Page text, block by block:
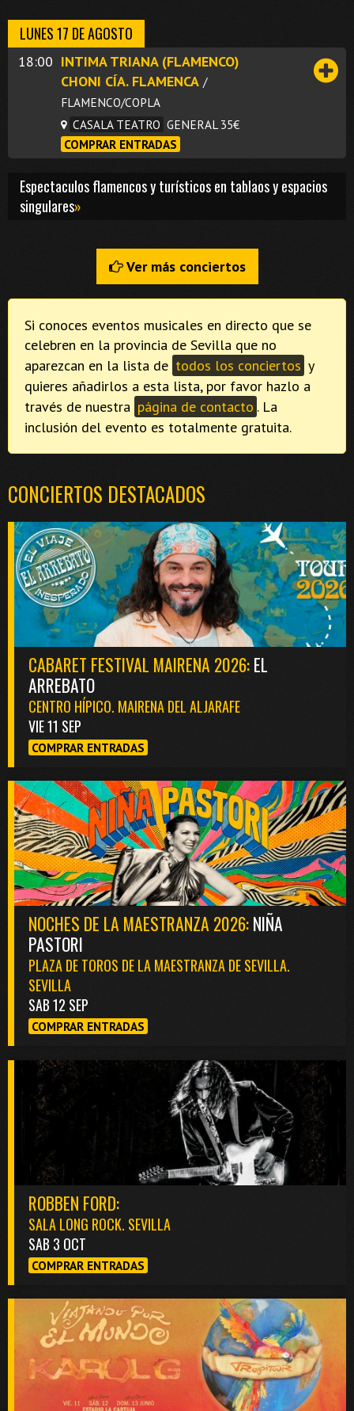
LUNES 17 DE AGOSTO
18:00 INTIMA TRIANA (FLAMENCO)
CHONI CÍA. FLAMENCA /
FLAMENCO/COPLA
CASALA TEATRO GENERAL 35€
COMPRAR ENTRADAS
Espectaculos flamencos y turísticos en tablaos y espacios
singulares»
Ver más conciertos
Si conoces eventos musicales en directo que se
celebren en la provincia de Sevilla que no
aparezcan en la lista de todos los conciertos y
quieres añadirlos a esta lista, por favor hazlo a
través de nuestra página de contacto . La
inclusión del evento es totalmente gratuita.
CONCIERTOS DESTACADOS
CABARET FESTIVAL MAIRENA 2026:EL
ARREBATO
CENTRO HÍPICO. MAIRENA DEL ALJARAFE
VIE 11 SEP
COMPRAR ENTRADAS
NOCHES DE LA MAESTRANZA 2026:NIÑA
PASTORI
PLAZA DE TOROS DE LA MAESTRANZA DE SEVILLA.
SEVILLA
SAB 12 SEP
COMPRAR ENTRADAS
ROBBEN FORD:
SALA LONG ROCK. SEVILLA
SAB 3 OCT
COMPRAR ENTRADAS